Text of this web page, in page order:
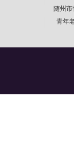
随州
青年